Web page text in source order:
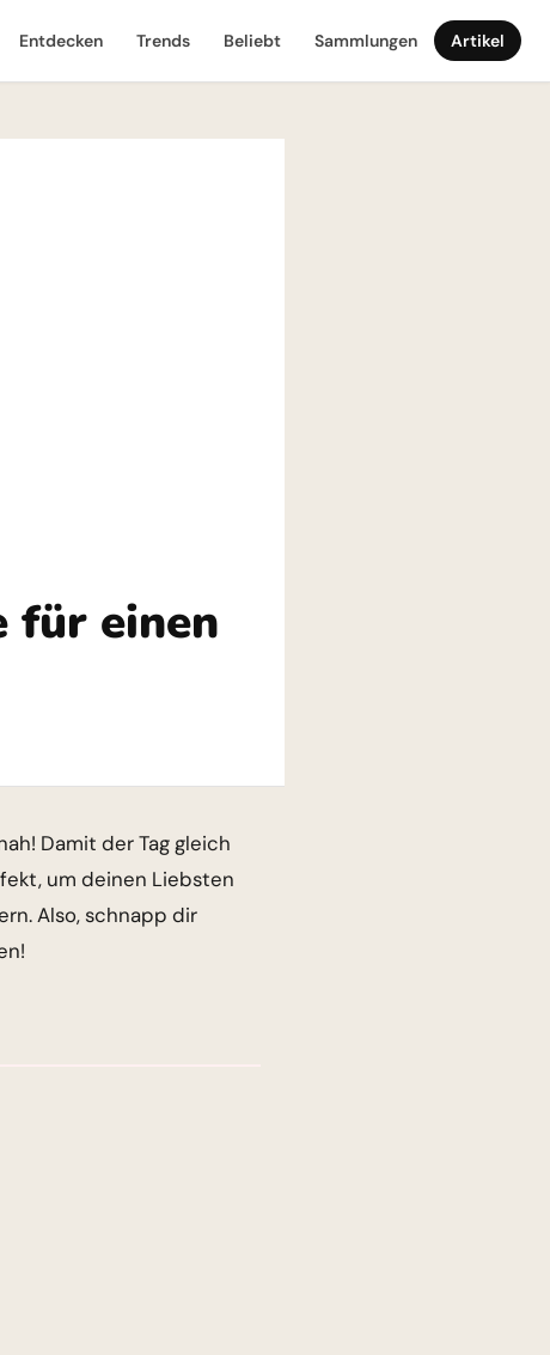
Entdecken Trends Beliebt Sammlungen Artikel
für einen
Damit der Tag gleich
um deinen Liebsten
Also, schnapp dir